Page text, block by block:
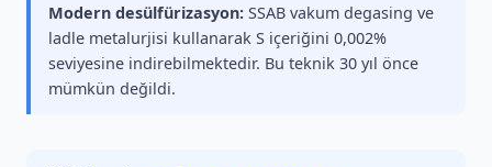
Modern desülfürizasyon: SSAB vakum degasing ve
ladle metalurjisi kullanarak S içeriğini 0,002%
seviyesine indirebilmektedir. Bu teknik 30 yıl önce
mümkün değildi.